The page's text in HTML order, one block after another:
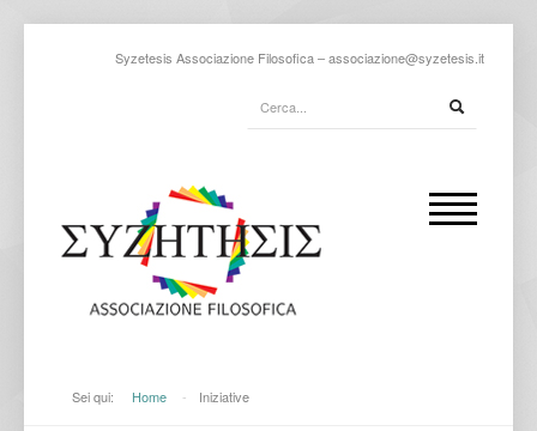
Syzetesis Associazione Filosofica –associazione@syzetesis.it
Sei qui: Home - Iniziative